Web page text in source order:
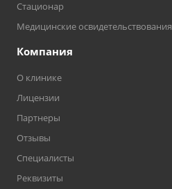
Стационар
Медицинские освидетельствования
Компания
О клинике
Лицензии
Партнеры
Отзывы
Специалисты
Реквизиты